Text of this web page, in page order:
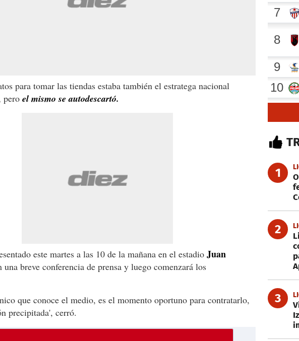
para tomar las tiendas estaba también el estratega nacional
pero el mismo se autodescartó.
este martes a las 10 de la mañana en el estadio Juan
una breve conferencia de prensa y luego comenzará los
que conoce el medio, es el momento oportuno para contratarlo,
precipitada', cerró.
1
2
3